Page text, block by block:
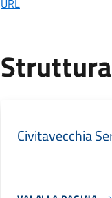
URL
Civitavecchia